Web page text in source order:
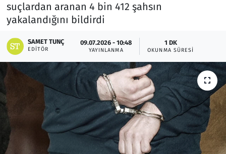
suçlardan aranan 4 bin 412 şahsın
yakalandığını bildirdi
SAMET TUNÇ
EDITÖR
09.07.2026 - 10:48
YAYINLANMA
1 DK
OKUNMA SÜRESI
Lezzet Durağı
Oyun
Ramazan
Resmi İlanlar